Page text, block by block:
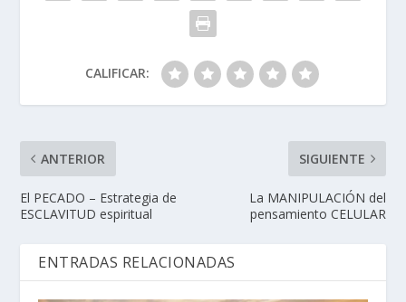
CALIFICAR:
ANTERIOR
El PECADO – Estrategia de
ESCLAVITUD espiritual
SIGUIENTE
La MANIPULACIÓN del
pensamiento CELULAR
ENTRADAS RELACIONADAS